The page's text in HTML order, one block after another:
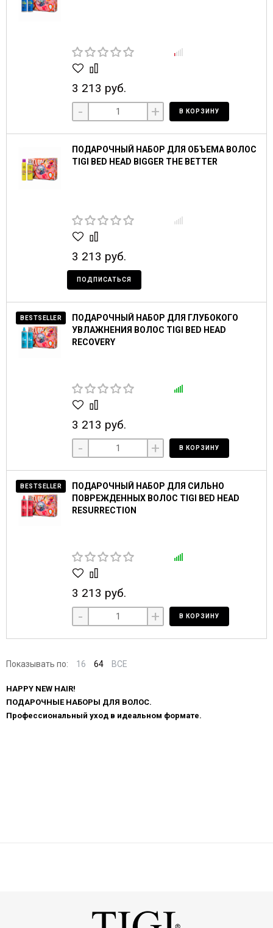
3 213 руб.
- + В КОРЗИНУ
ПОДАРОЧНЫЙ НАБОР ДЛЯ ОБЪЕМА ВОЛОС
TIGI BED HEAD BIGGER THE BETTER
3 213 руб.
ПОДПИСАТЬСЯ
BESTSELLER
ПОДАРОЧНЫЙ НАБОР ДЛЯ ГЛУБОКОГО
УВЛАЖНЕНИЯ ВОЛОС TIGI BED HEAD
RECOVERY
3 213 руб.
- + В КОРЗИНУ
BESTSELLER
ПОДАРОЧНЫЙ НАБОР ДЛЯ СИЛЬНО
ПОВРЕЖДЕННЫХ ВОЛОС TIGI BED HEAD
RESURRECTION
3 213 руб.
- + В КОРЗИНУ
Показывать по: 16 64 ВСЕ
HAPPY NEW HAIR!
ПОДАРОЧНЫЕ НАБОРЫ ДЛЯ ВОЛОС.
Профессиональный уход в идеальном формате.